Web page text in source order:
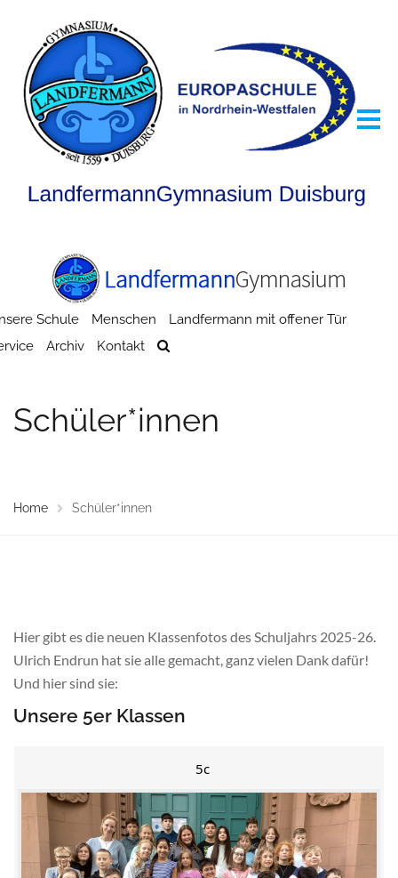
Schule Menschen
Landfermann mit offener Tür
Archiv Kontakt
Schüler*innen
Home Schüler*innen
Hier gibt es die neuen Klassenfotos des Schuljahrs 2025-26.
Ulrich Endrun hat sie alle gemacht, ganz vielen Dank dafür!
Und hier sind sie:
Unsere 5er Klassen
5c